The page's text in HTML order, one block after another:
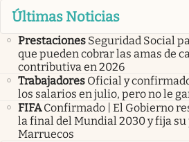
Últimas Noticias
Prestaciones Seguridad Social
que pueden cobrar las amas de
contributiva en 2026
Trabajadores Oficial y
los salarios en julio, pero no le
FIFA Confirmado | El Gobierno
la final del Mundial 2030 y fija su
Marruecos